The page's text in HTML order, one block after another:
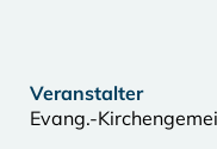
Veranstalter
Evang.-